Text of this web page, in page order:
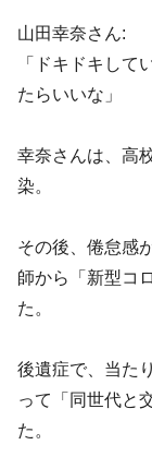
山田幸奈さん:
「ドキドキして
たらいいな」
幸奈さんは、高
染。
その後、倦怠感
師から「新型コ
た。
後遺症で、当た
って「同世代と
た。